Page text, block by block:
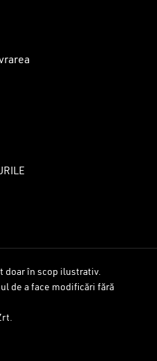
doar în scop ilustrativ.
de a face modificări fără